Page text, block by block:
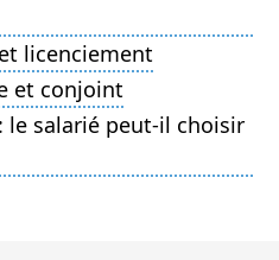
licenciement
et conjoint
salarié peut-il choisir